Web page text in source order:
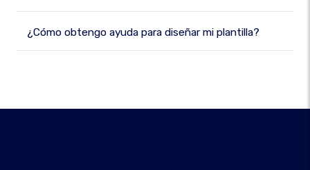
¿Cómo obtengo ayuda para diseñar mi plantilla?